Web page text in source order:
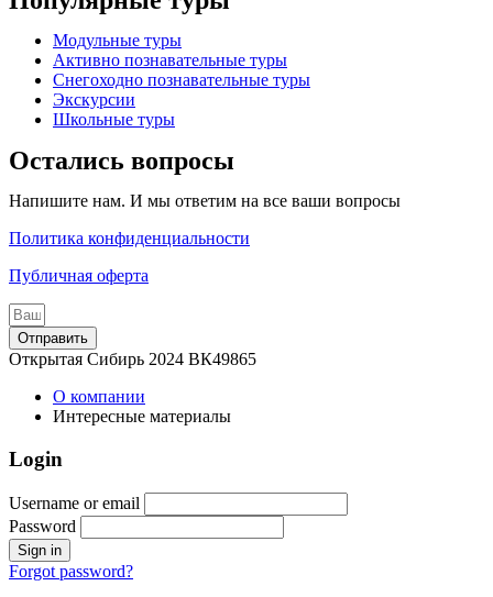
Модульные туры
Активно познавательные туры
Снегоходно познавательные туры
Экскурсии
Школьные туры
Остались вопросы
Напишите нам. И мы ответим на все ваши вопросы
Политика конфиденциальности
Публичная оферта
Отправить
Открытая Сибирь 2024 ВК49865
О компании
Интересные материалы
Login
Username or email
Password
Forgot password?